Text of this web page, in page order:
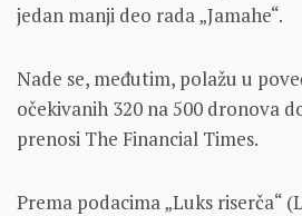
jedan manji deo rada „Jamahe“.
Nade se, međutim, polažu u
očekivanih 320 na 500 dronova
prenosi The Financial Times.
Prema podacima „Luks riserča“